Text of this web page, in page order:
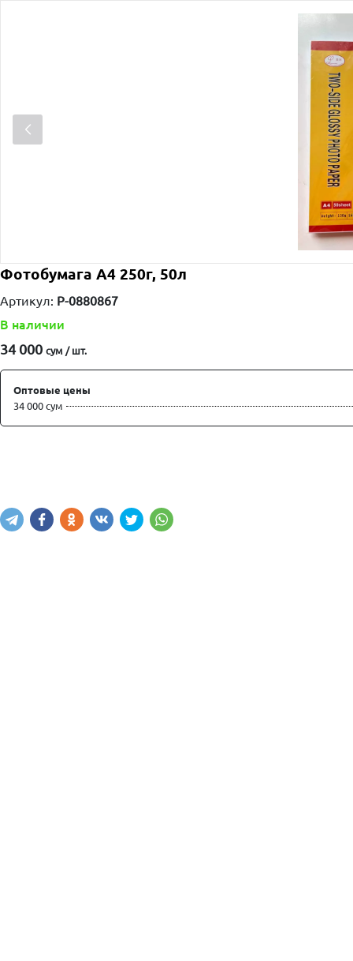
Фотобумага А4 250г, 50л
Артикул: P-0880867
В наличии
34 000 сум / шт.
Оптовые цены
34 000 сум